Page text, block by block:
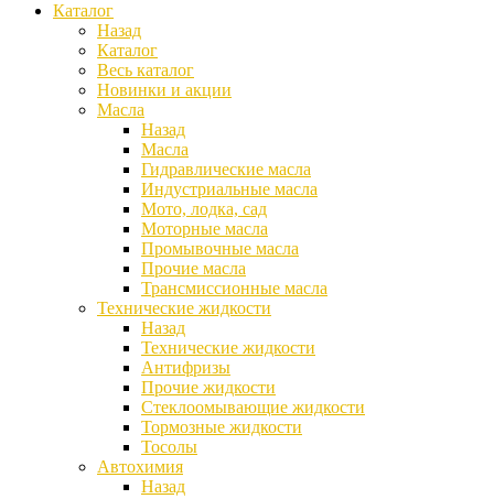
Каталог
Назад
Каталог
Весь каталог
Новинки и акции
Масла
Назад
Масла
Гидравлические масла
Индустриальные масла
Мото, лодка, сад
Моторные масла
Промывочные масла
Прочие масла
Трансмиссионные масла
Технические жидкости
Назад
Технические жидкости
Антифризы
Прочие жидкости
Стеклоомывающие жидкости
Тормозные жидкости
Тосолы
Автохимия
Назад